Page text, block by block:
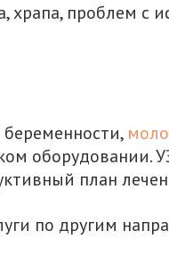
храпа, проблем с
оборудовании.
план
по другим